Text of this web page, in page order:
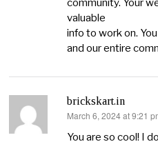
community. Your
valuable
info to work on.
and our entire
brickskart.in
says:
March 6, 2024 at 9:21
You are so cool! I